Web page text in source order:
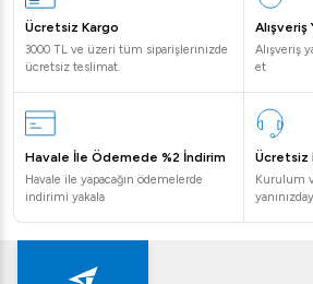
İhtiyacınıza Uygun Sığ Tencereyi
Doğru sığ tencereyi seçmek, mutfak
etkiler. Tencere seçimi yaparken
derinlik ölçülerini göz önünde
Menünüzdeki porsiyon miktarlarına ve
yemek türlerine göre farklı
inceleyebilirsiniz. Geniş ürün
kafeden büyük bir otel mutfağına
cevap verecek çeşitliliktedir. Arı
tencerelerimizle lezzet
Ücretsiz Kargo
3000 TL ve üzeri tüm siparişlerinizde
ücretsiz teslimat.
Alışveriş
Alışveriş
et
Havale İle Ödemede %2 İndirim
Havale ile yapacağın ödemelerde
indirimi yakala
Ücretsiz
Kurulum